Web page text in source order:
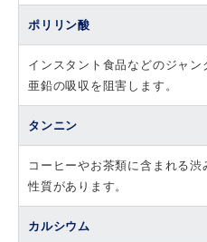
ポリリン酸
インスタント食品などのジャン
亜鉛の吸収を阻害します。
タンニン
コーヒーやお茶類に含まれる
性質があります。
カルシウム